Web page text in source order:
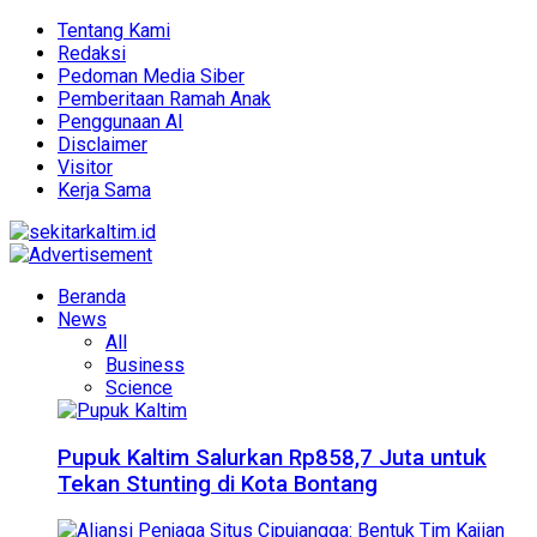
Tentang Kami
Redaksi
Pedoman Media Siber
Pemberitaan Ramah Anak
Penggunaan AI
Disclaimer
Visitor
Kerja Sama
Beranda
News
All
Business
Science
Pupuk Kaltim Salurkan Rp858,7 Juta untuk
Tekan Stunting di Kota Bontang